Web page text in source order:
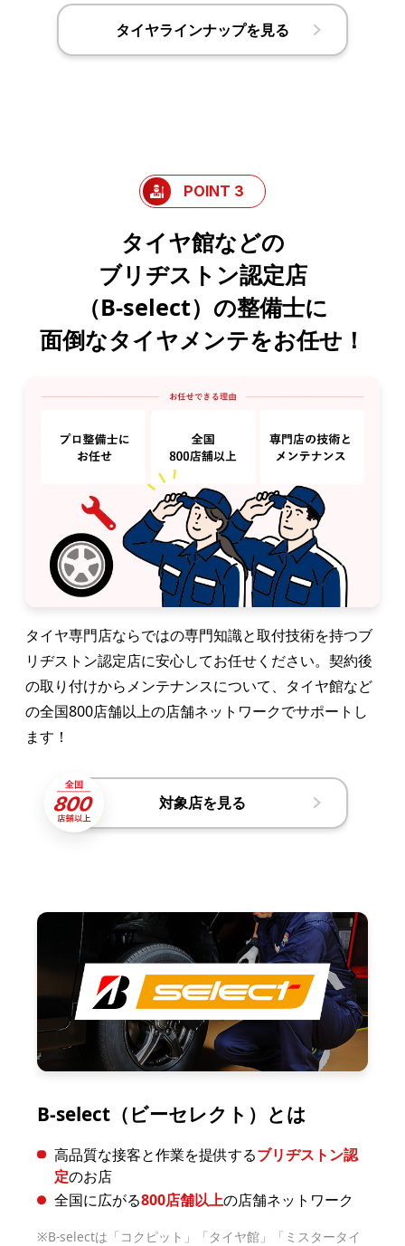
タイヤラインナップを見る
POINT 3
タイヤ館などの
ブリヂストン認定店
（B-select）の整備士に
面倒なタイヤメンテをお任せ！
タイヤ専門店ならではの専門知識と取付技術を持つブ
リヂストン認定店に安心してお任せください。契約後
の取り付けからメンテナンスについて、タイヤ館など
の全国800店舗以上の店舗ネットワークでサポートし
ます！
対象店を見る
B-select（ビーセレクト）とは
高品質な接客と作業を提供するブリヂストン認
定のお店
全国に広がる800店舗以上の店舗ネットワーク
B-selectは「コクピット」「タイヤ館」「ミスタータイ